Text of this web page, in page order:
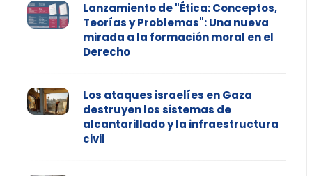
Lanzamiento de "Ética: Conceptos,
Teorías y Problemas": Una nueva
mirada a la formación moral en el
Derecho
Los ataques israelíes en Gaza
destruyen los sistemas de
alcantarillado y la infraestructura
civil